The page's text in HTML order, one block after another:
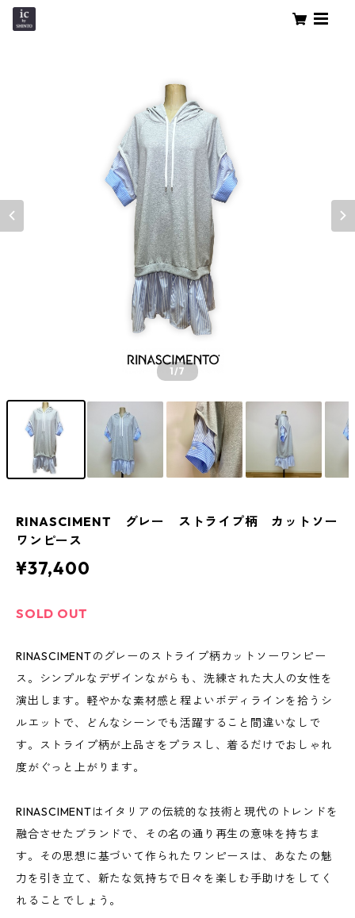
1/7
RINASCIMENT グレー ストライプ柄 カットソー
ワンピース
¥37,400
SOLD OUT
RINASCIMENTのグレーのストライプ柄カットソーワンピー
ス。シンプルなデザインながらも、洗練された大人の女性を
演出します。軽やかな素材感と程よいボディラインを拾うシ
ルエットで、どんなシーンでも活躍すること間違いなしで
す。ストライプ柄が上品さをプラスし、着るだけでおしゃれ
度がぐっと上がります。
RINASCIMENTはイタリアの伝統的な技術と現代のトレンドを
融合させたブランドで、その名の通り再生の意味を持ちま
す。その思想に基づいて作られたワンピースは、あなたの魅
力を引き立て、新たな気持ちで日々を楽しむ手助けをしてく
れることでしょう。